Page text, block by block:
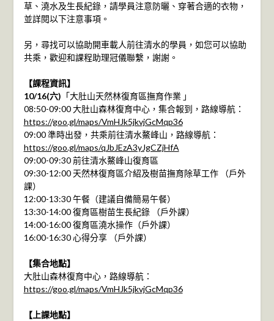
草、澆水及生長紀錄，請學員注意防曬、穿著合適的衣物，
並詳閱以下注意事項。
另，尋找可以協助開車載人前往清水的學員，如您可以協助
共乘，歡迎和課程助理冠儀聯繫，謝謝。
【課程資訊】
10/16(六) 「大肚山天然林復育區撫育作業 」
08:50-09:00 大肚山森林復育中心，集合報到，路線導航：
https://goo.gl/maps/VmHJk5jkvjGcMqp36
09:00 準時出發，共乘前往清水鰲峰山，路線導航：
https://goo.gl/maps/qJbJEzA3yJgCZjHfA
09:00-09:30 前往清水鰲峰山復育區
09:30-12:00 天然林復育區介紹及樹苗撫育除草工作 （戶外
課）
12:00-13:30 午餐（建議自備簡易午餐）
13:30-14:00 復育區樹苗生長紀錄 （戶外課）
14:00-16:00 復育區澆水操作（戶外課）
16:00-16:30 心得分享 （戶外課）
【集合地點】
大肚山森林復育中心，路線導航：
https://goo.gl/maps/VmHJk5jkvjGcMqp36
【上課地點】